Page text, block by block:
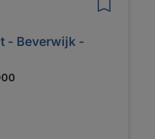
- Beverwijk -